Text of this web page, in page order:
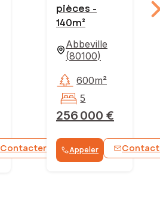
Contacter WhatsApp
pièces -
140m²
Abbeville
(80100)
256 000 €
600m²
5
Appeler